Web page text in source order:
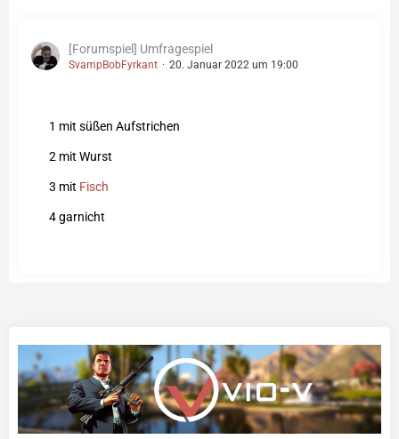
[Forumspiel] Umfragespiel
SvampBobFyrkant 20. Januar 2022 um 19:00
1 mit süßen Aufstrichen
2 mit Wurst
3 mit Fisch
4 garnicht